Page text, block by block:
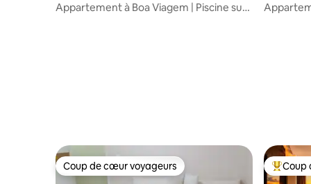
Appartement à Boa Viagem | Piscine sur
Coup de cœur voyageurs
Coup de cœur voyageurs Coups
Coup